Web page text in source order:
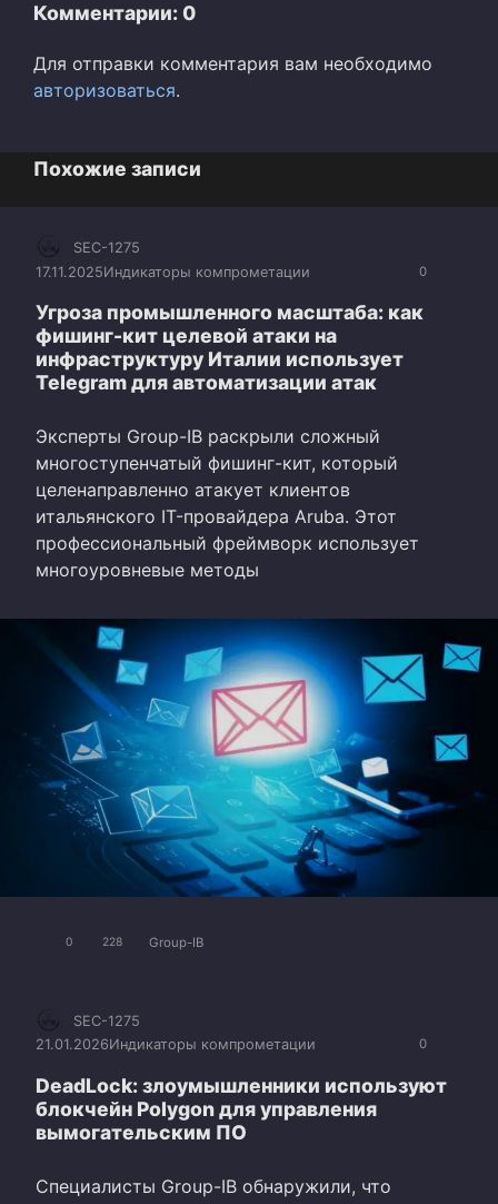
Комментарии: 0
Для отправки комментария вам необходимо
авторизоваться.
Похожие записи
0
SEC-1275
17.11.2025Индикаторы компрометации
Угроза промышленного масштаба: как
фишинг-кит целевой атаки на
инфраструктуру Италии использует
Telegram для автоматизации атак
Эксперты Group-IB раскрыли сложный
многоступенчатый фишинг-кит, который
целенаправленно атакует клиентов
итальянского IT-провайдера Aruba. Этот
профессиональный фреймворк использует
многоуровневые методы
0 228 Group-IB
0
SEC-1275
21.01.2026Индикаторы компрометации
DeadLock: злоумышленники используют
блокчейн Polygon для управления
вымогательским ПО
Специалисты Group-IB обнаружили, что